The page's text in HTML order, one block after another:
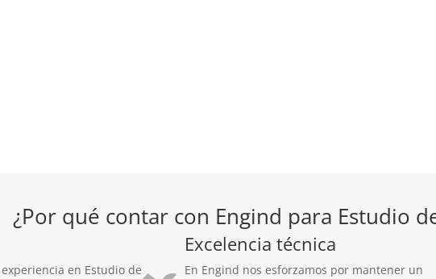
¿Por qué contar con Engind para Estudio
en Estudio de
Excelencia técnica
En Engind nos esforzamos por mantener un